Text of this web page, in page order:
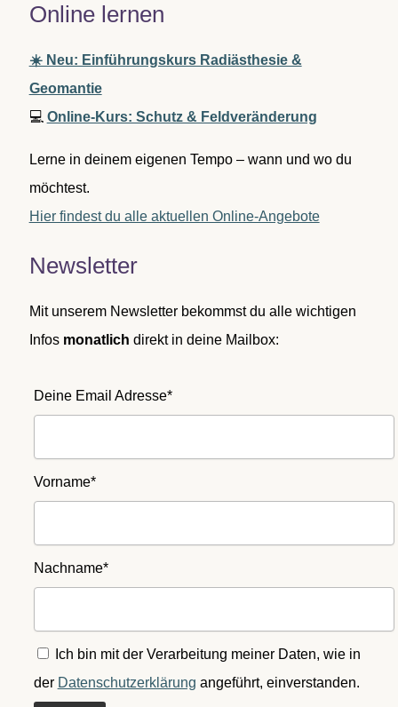
Online lernen
☀️ Neu: Einführungskurs Radiästhesie &
Geomantie
💻 Online-Kurs: Schutz & Feldveränderung
Lerne in deinem eigenen Tempo – wann und wo du
möchtest.
Hier findest du alle aktuellen Online-Angebote
Newsletter
Mit unserem Newsletter bekommst du alle wichtigen
Infos monatlich direkt in deine Mailbox:
Deine Email Adresse*
Vorname*
Nachname*
Ich bin mit der Verarbeitung meiner Daten, wie in
der Datenschutzerklärung angeführt, einverstanden.